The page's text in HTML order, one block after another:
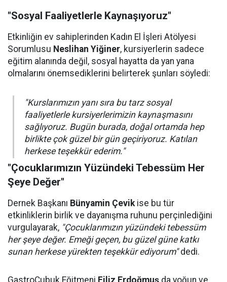
"Sosyal Faaliyetlerle Kaynaşıyoruz"
Etkinliğin ev sahiplerinden Kadın El İşleri Atölyesi
Sorumlusu Neslihan Yiğiner, kursiyerlerin sadece
eğitim alanında değil, sosyal hayatta da yan yana
olmalarını önemsediklerini belirterek şunları söyledi:
"Kurslarımızın yanı sıra bu tarz sosyal
faaliyetlerle kursiyerlerimizin kaynaşmasını
sağlıyoruz. Bugün burada, doğal ortamda hep
birlikte çok güzel bir gün geçiriyoruz. Katılan
herkese teşekkür ederim."
"Çocuklarımızın Yüzündeki Tebessüm Her
Şeye Değer"
Dernek Başkanı Bünyamin Çevikise bu tür
etkinliklerin birlik ve dayanışma ruhunu perçinlediğini
vurgulayarak, "Çocuklarımızın yüzündeki tebessüm
her şeye değer. Emeği geçen, bu güzel güne katkı
sunan herkese yürekten teşekkür ediyorum"dedi.
GastroÇubuk Eğitmeni Filiz Erdoğmuş da yoğun ve